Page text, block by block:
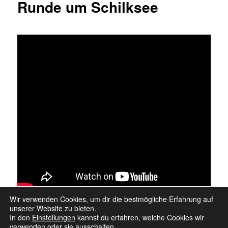
Runde um Schilksee
Wir verwenden Cookies, um dir die bestmögliche Erfahrung auf
unserer Website zu bieten.
In den Einstellungen kannst du erfahren, welche Cookies wir